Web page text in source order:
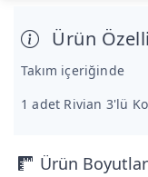
Ürün
Takım içeriğinde
1 adet Rivian 3'lü
Ürün